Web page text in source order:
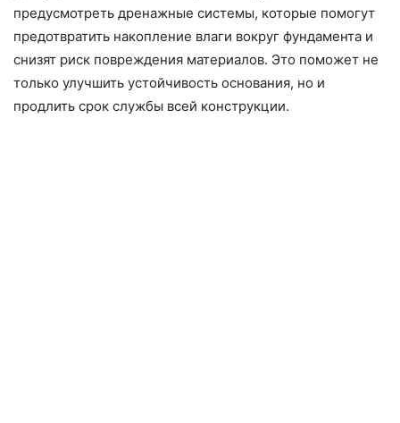
предусмотреть дренажные системы, которые помогут
предотвратить накопление влаги вокруг фундамента и
снизят риск повреждения материалов. Это поможет не
только улучшить устойчивость основания, но и
продлить срок службы всей конструкции.